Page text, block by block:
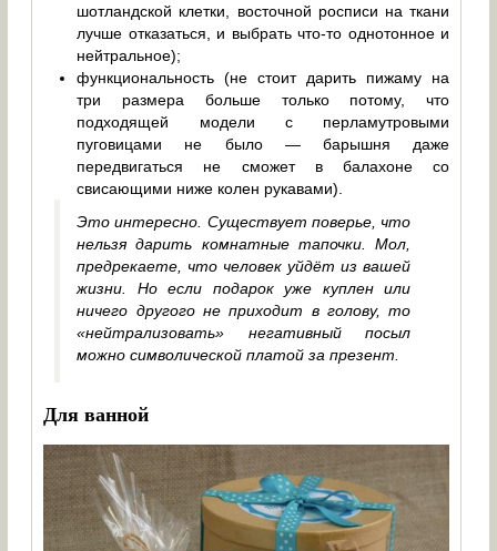
шотландской клетки, восточной росписи на ткани
лучше отказаться, и выбрать что-то однотонное и
нейтральное);
функциональность (не стоит дарить пижаму на
три размера больше только потому, что
подходящей модели с перламутровыми
пуговицами не было — барышня даже
передвигаться не сможет в балахоне со
свисающими ниже колен рукавами).
Это интересно. Существует поверье, что
нельзя дарить комнатные тапочки. Мол,
предрекаете, что человек уйдёт из вашей
жизни. Но если подарок уже куплен или
ничего другого не приходит в голову, то
«нейтрализовать» негативный посыл
можно символической платой за презент.
Для ванной